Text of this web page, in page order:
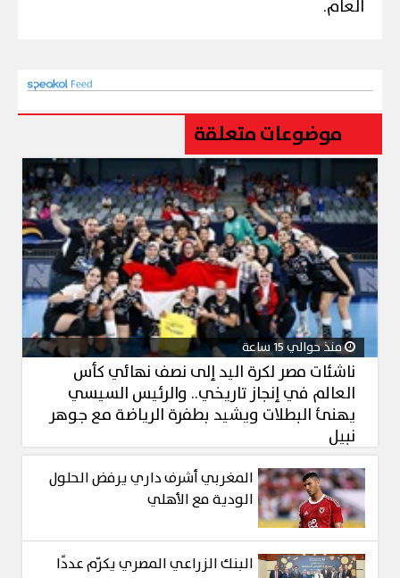
العام.
موضوعات متعلقة
منذ حوالي 15 ساعة
ناشئات مصر لكرة اليد إلى نصف نهائي كأس
العالم في إنجاز تاريخي.. والرئيس السيسي
يهنئ البطلات ويشيد بطفرة الرياضة مع جوهر
نبيل
المغربي أشرف داري يرفض الحلول
الودية مع الأهلي
البنك الزراعي المصري يكرّم عددًا